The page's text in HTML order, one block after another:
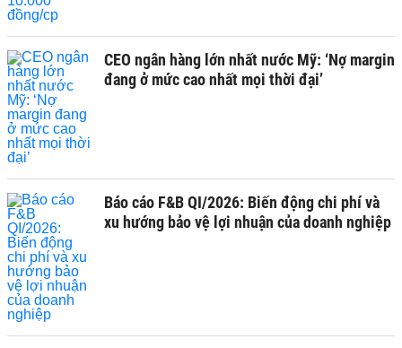
CEO ngân hàng lớn nhất nước Mỹ: ‘Nợ margin
đang ở mức cao nhất mọi thời đại’
Báo cáo F&B QI/2026: Biến động chi phí và
xu hướng bảo vệ lợi nhuận của doanh nghiệp